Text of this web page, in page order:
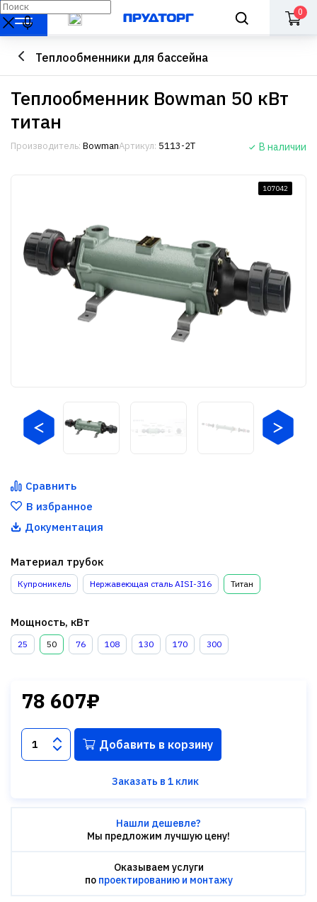
0
Теплообменники для бассейна
Теплообменник Bowman 50 кВт
титан
Производитель: BowmanАртикул: 5113-2T В наличии
107042
Сравнить
В избранное
Документация
Материал трубок
Купроникель Нержавеющая сталь AISI-316 Титан
Мощность, кВт
25 50 76 108 130 170 300
78 607₽
Добавить в корзину
Заказать в 1 клик
Нашли дешевле?
Мы предложим лучшую цену!
Оказываем услуги
по проектированию и монтажу